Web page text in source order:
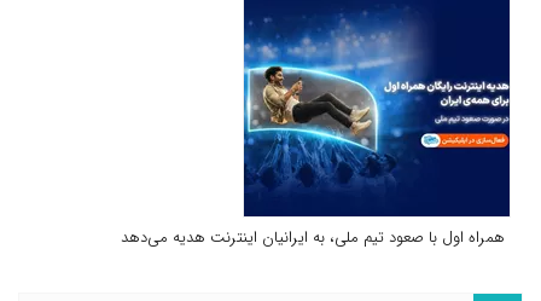
همراه اول با صعود تیم ملی، به ایرانیان اینترنت هدیه می‌دهد